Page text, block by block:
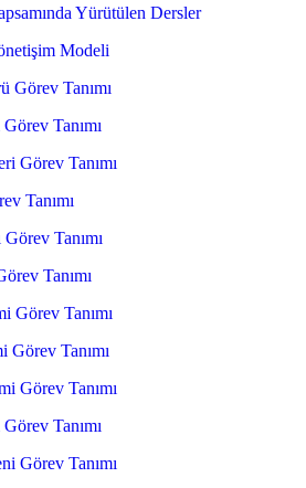
Yürütülen Dersler
Modeli
Görev Tanımı
Tanımı
Görev Tanımı
Tanımı
Tanımı
Tanımı
Görev Tanımı
Tanımı
Görev Tanımı
Tanımı
Görev Tanımı